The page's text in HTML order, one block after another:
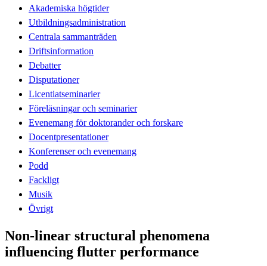
Akademiska högtider
Utbildningsadministration
Centrala sammanträden
Driftsinformation
Debatter
Disputationer
Licentiatseminarier
Föreläsningar och seminarier
Evenemang för doktorander och forskare
Docentpresentationer
Konferenser och evenemang
Podd
Fackligt
Musik
Övrigt
Non-linear structural phenomena
influencing flutter performance